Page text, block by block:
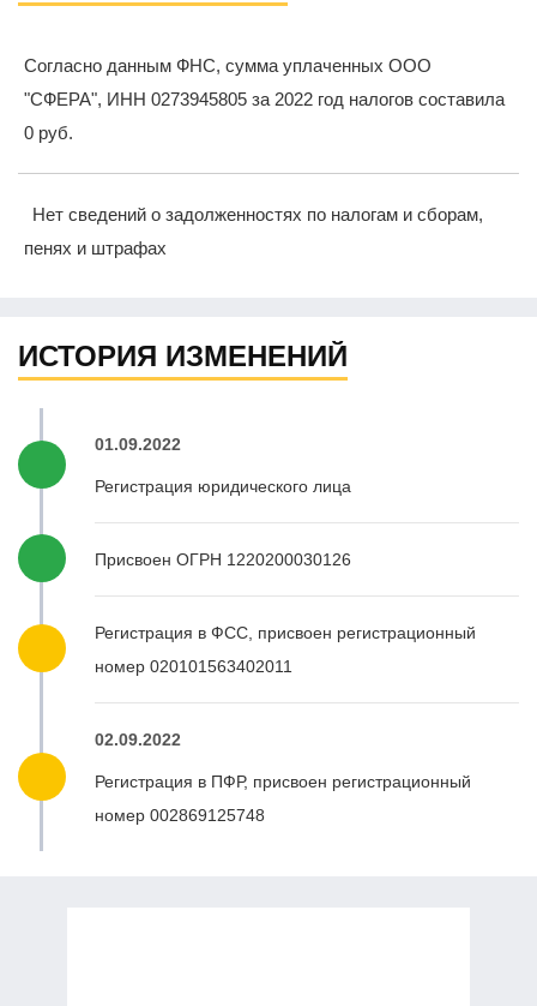
Согласно данным ФНС, сумма уплаченных ООО
"СФЕРА", ИНН 0273945805 за 2022 год налогов составила
0 руб.
Нет сведений о задолженностях по налогам и сборам,
пенях и штрафах
ИСТОРИЯ ИЗМЕНЕНИЙ
01.09.2022
Регистрация юридического лица
Присвоен ОГРН 1220200030126
Регистрация в ФСС, присвоен регистрационный
номер 020101563402011
02.09.2022
Регистрация в ПФР, присвоен регистрационный
номер 002869125748